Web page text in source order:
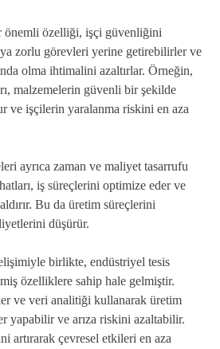
önemli özelliği, işçi güvenliğini
zorlu görevleri yerine getirebilirler ve
olma ihtimalini azaltırlar. Örneğin,
malzemelerin güvenli bir şekilde
ve işçilerin yaralanma riskini en aza
ayrıca zaman ve maliyet tasarrufu
iş süreçlerini optimize eder ve
Bu da üretim süreçlerini
düşürür.
birlikte, endüstriyel tesis
özelliklere sahip hale gelmiştir.
ve veri analitiği kullanarak üretim
yapabilir ve arıza riskini azaltabilir.
artırarak çevresel etkileri en aza